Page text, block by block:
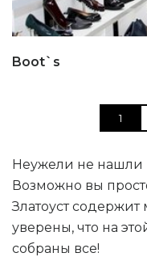
Boot`s
1
Неужели не нашли
Возможно вы
Златоуст
уверены, что на
собраны все!